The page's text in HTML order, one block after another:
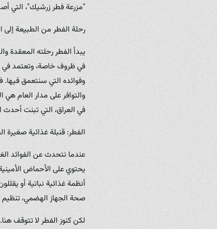
"مزرعة فطر زرشيك"، التي
رحلة الفطر من الطبيعة إلى
يبدأ الفطر رحلته المعقدة
في ظروف خاصة، وتعتمد في
وفوائده التي سنتعمق فيها.
والتوافر على مدار العام هي
في العراق، التي تبنت أحدث
الفطر: قنبلة غذائية صغيرة
عندما نتحدث عن الفوائد
يحتوي على الأحماض
أنظمة غذائية نباتية أو
صحة الجهاز الهضمي، تنظيم
لكن كنوز الفطر لا تتوقف